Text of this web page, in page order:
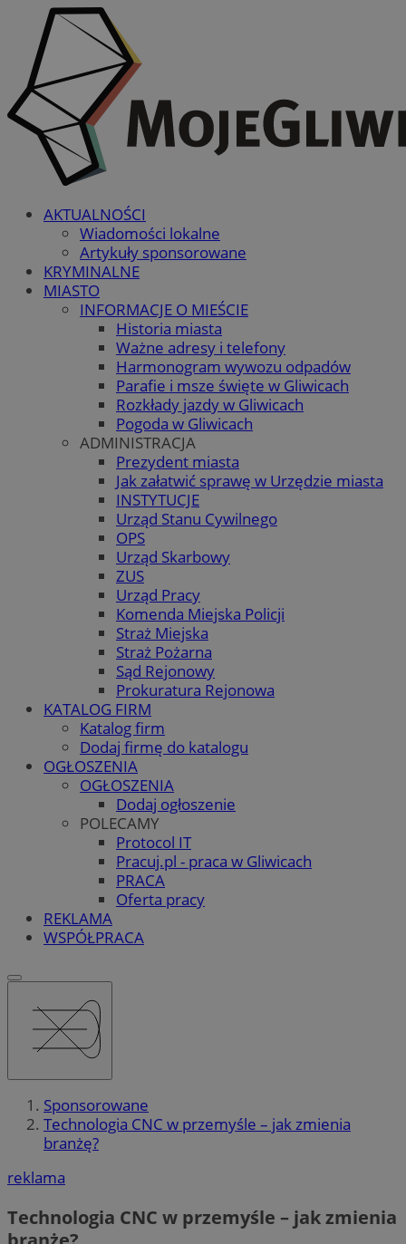
AKTUALNOŚCI
Wiadomości lokalne
Artykuły sponsorowane
KRYMINALNE
MIASTO
INFORMACJE O MIEŚCIE
Historia miasta
Ważne adresy i telefony
Harmonogram wywozu odpadów
Parafie i msze święte w Gliwicach
Rozkłady jazdy w Gliwicach
Pogoda w Gliwicach
ADMINISTRACJA
Prezydent miasta
Jak załatwić sprawę w Urzędzie miasta
INSTYTUCJE
Urząd Stanu Cywilnego
OPS
Urząd Skarbowy
ZUS
Urząd Pracy
Komenda Miejska Policji
Straż Miejska
Straż Pożarna
Sąd Rejonowy
Prokuratura Rejonowa
KATALOG FIRM
Katalog firm
Dodaj firmę do katalogu
OGŁOSZENIA
OGŁOSZENIA
Dodaj ogłoszenie
POLECAMY
Protocol IT
Pracuj.pl - praca w Gliwicach
PRACA
Oferta pracy
REKLAMA
WSPÓŁPRACA
Sponsorowane
Technologia CNC w przemyśle – jak zmienia
branżę?
reklama
Technologia CNC w przemyśle – jak zmienia